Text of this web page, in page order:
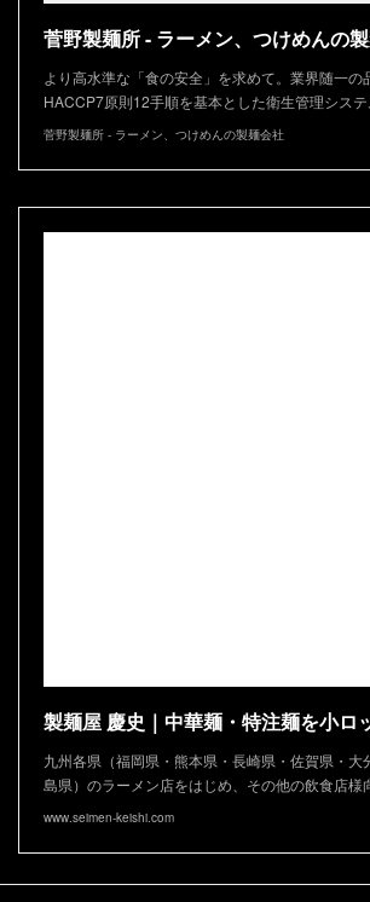
菅野製麺所 - ラーメン、つけめんの
より高水準な「食の安全」を求めて。業界随一の
HACCP7原則12手順を基本とした衛生管理シス
菅野製麺所 - ラーメン、つけめんの製麺会社
九州各県（福岡県・熊本県・長崎県・佐賀県・大
島県）のラーメン店をはじめ、その他の飲食店
www.seimen-keishi.com